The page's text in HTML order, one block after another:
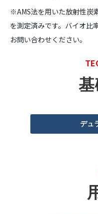
※AMS法を用いた放射性炭
を測定済みです。バイオ比
お問い合わせください。
デュ